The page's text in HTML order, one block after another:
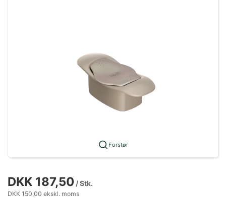
Forstør
DKK 187,50 / Stk.
DKK 150,00 ekskl. moms